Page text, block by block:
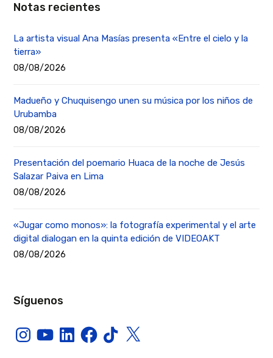
Notas recientes
La artista visual Ana Masías presenta «Entre el cielo y la
tierra»
08/08/2026
Madueño y Chuquisengo unen su música por los niños de
Urubamba
08/08/2026
Presentación del poemario Huaca de la noche de Jesús
Salazar Paiva en Lima
08/08/2026
«Jugar como monos»: la fotografía experimental y el arte
digital dialogan en la quinta edición de VIDEOAKT
08/08/2026
Síguenos
InstagramYouTubeLinkedInFacebook
TikTokX